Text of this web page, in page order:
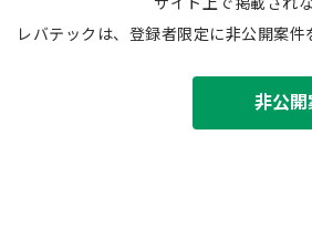
レバテックは、登録者限定に非公開案
非公